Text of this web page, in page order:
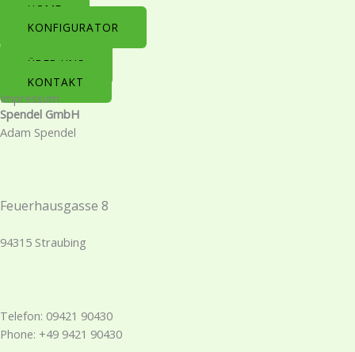
content
HOME
KONFIGURATOR
ÜBER UNS
KONTAKT
Impressum
Spendel GmbH
Adam Spendel
Feuerhausgasse 8
94315 Straubing
Telefon: 09421 90430
Phone: +49 9421 90430